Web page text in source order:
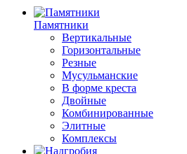
Памятники
Вертикальные
Горизонтальные
Резные
Мусульманские
В форме креста
Двойные
Комбинированные
Элитные
Комплексы